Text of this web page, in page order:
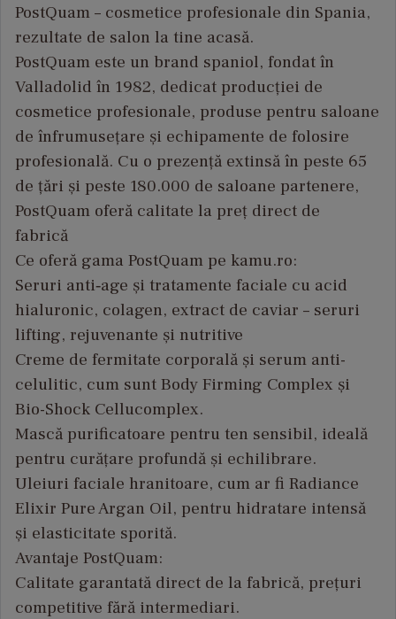
PostQuam – cosmetice profesionale din Spania,
rezultate de salon la tine acasă.
PostQuam este un brand spaniol, fondat în
Valladolid în 1982, dedicat producției de
cosmetice profesionale, produse pentru saloane
de înfrumusețare și echipamente de folosire
profesională. Cu o prezență extinsă în peste 65
de țări și peste 180.000 de saloane partenere,
PostQuam oferă calitate la preț direct de
fabrică
Ce oferă gama PostQuam pe kamu.ro:
Seruri anti‑age și tratamente faciale cu acid
hialuronic, colagen, extract de caviar – seruri
lifting, rejuvenante și nutritive
Creme de fermitate corporală și serum anti-
celulitic, cum sunt Body Firming Complex și
Bio-Shock Cellucomplex.
Mască purificatoare pentru ten sensibil, ideală
pentru curățare profundă și echilibrare.
Uleiuri faciale hranitoare, cum ar fi Radiance
Elixir Pure Argan Oil, pentru hidratare intensă
și elasticitate sporită.
Avantaje PostQuam:
Calitate garantată direct de la fabrică, prețuri
competitive fără intermediari.